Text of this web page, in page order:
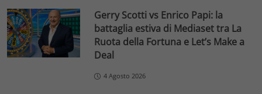
Gerry Scotti vs Enrico Papi: la
battaglia estiva di Mediaset tra La
Ruota della Fortuna e Let’s Make a
Deal
4 Agosto 2026